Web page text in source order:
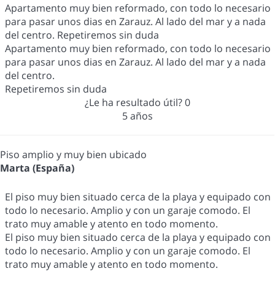
Apartamento muy bien reformado, con todo lo necesario
para pasar unos dias en Zarauz. Al lado del mar y a nada
del centro. Repetiremos sin duda
Apartamento muy bien reformado, con todo lo necesario
para pasar unos dias en Zarauz. Al lado del mar y a nada
del centro.
Repetiremos sin duda
¿Le ha resultado útil?0
5 años
Piso amplio y muy bien ubicado
Marta (España)
El piso muy bien situado cerca de la playa y equipado con
todo lo necesario. Amplio y con un garaje comodo. El
trato muy amable y atento en todo momento.
El piso muy bien situado cerca de la playa y equipado con
todo lo necesario. Amplio y con un garaje comodo. El
trato muy amable y atento en todo momento.